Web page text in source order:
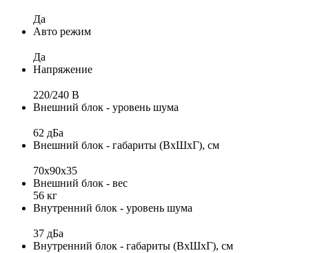
Да
Авто режим
Да
Напряжение
220/240 B
Внешний блок - уровень шума
62 дБа
Внешний блок - габариты (ВхШхГ), см
70x90x35
Внешний блок - вес
56 кг
Внутренний блок - уровень шума
37 дБа
Внутренний блок - габариты (ВхШхГ), см